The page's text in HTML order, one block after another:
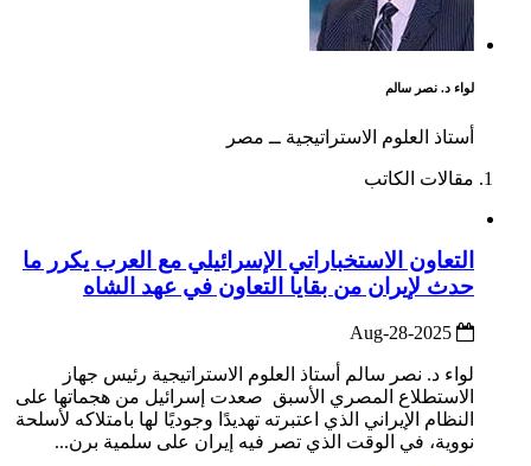
لواء د. نصر سالم
أستاذ العلوم الاستراتيجية ــ مصر
مقالات الكاتب
التعاون الاستخباراتي الإسرائيلي مع العرب يكرر ما
حدث لإيران من بقايا التعاون في عهد الشاه
لواء د. نصر سالم أستاذ العلوم الاستراتيجية رئيس جهاز
الاستطلاع المصري الأسبق صعدت إسرائيل من هجماتها على
النظام الإيراني الذي اعتبرته تهديدًا وجوديًا لها بامتلاكه لأسلحة
نووية، في الوقت الذي تصر فيه إيران على سلمية برن...